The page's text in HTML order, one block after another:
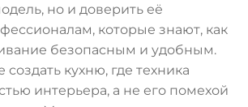
но и доверить её
которые знают, как
безопасным и удобным.
создать кухню, где техника
интерьера, а не его помехой